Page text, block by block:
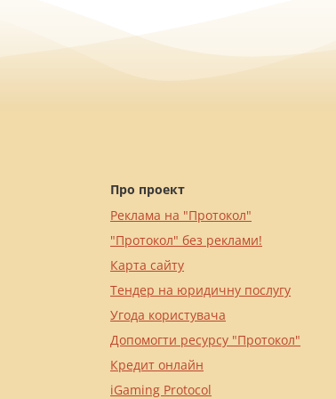
Про проект
Реклама на "Протокол"
"Протокол" без реклами!
Карта сайту
Тендер на юридичну послугу
Угода користувача
Допомогти ресурсу "Протокол"
Кредит онлайн
iGaming Protocol